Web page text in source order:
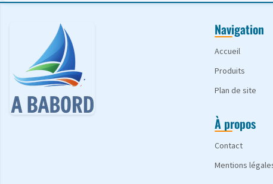
Navigation
Accueil
Produits
Plan de site
À propos
Contact
Mentions